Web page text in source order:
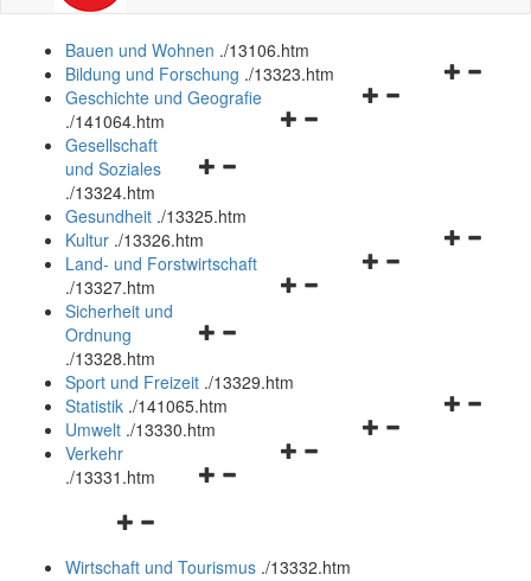
Bauen und Wohnen ./13106.htm
Navigationsmenü
Bildung und Forschung ./13323.htm
Navigationsmenü
Geschichte und Geografie
./141064.htm
Navigationsmenü
und
schließen
Gesellschaft
und Soziales
./13324.htm
Gesundheit ./13325.htm
Navigationsmenü
Kultur ./13326.htm
Navigationsmenü
Land- und Forstwirtschaft
./13327.htm
Navigationsmenü
und
schließen
Sicherheit und
Ordnung
./13328.htm
Sport und Freizeit ./13329.htm
Navigationsmenü
Statistik ./141065.htm
Navigationsmenü
Umwelt ./13330.htm
Navigationsmenü
Verkehr
./13331.htm
Navigationsmenü
und
Wirtschaft und Tourismus ./13332.htm